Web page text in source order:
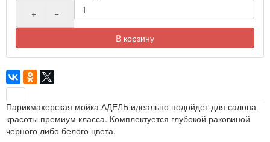
+
−
В корзину
Парикмахерская мойка АДЕЛЬ идеально подойдет для салона
красоты премиум класса. Комплектуется глубокой раковиной
черного либо белого цвета.